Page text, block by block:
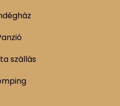
szállás